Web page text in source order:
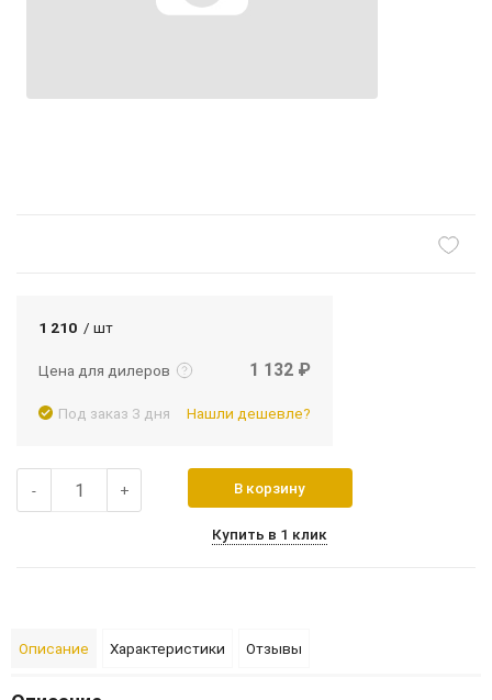
1 210 / шт
Цена для дилеров
Подробнее
1 132 ₽
Под заказ 3 дня Нашли дешевле?
- + В корзину
Купить в 1 клик
Описание Характеристики Отзывы